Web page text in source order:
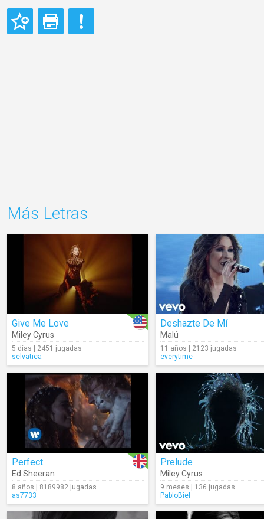
Más Letras
Give Me Love
Miley Cyrus
5 días | 2451 jugadas
selvatica
Deshazte De Mí
Malú
11 años | 2123 jugadas
everytime
Perfect
Ed Sheeran
8 años | 8189982 jugadas
as7733
Prelude
Miley Cyrus
9 meses | 136 jugadas
PabloBiel